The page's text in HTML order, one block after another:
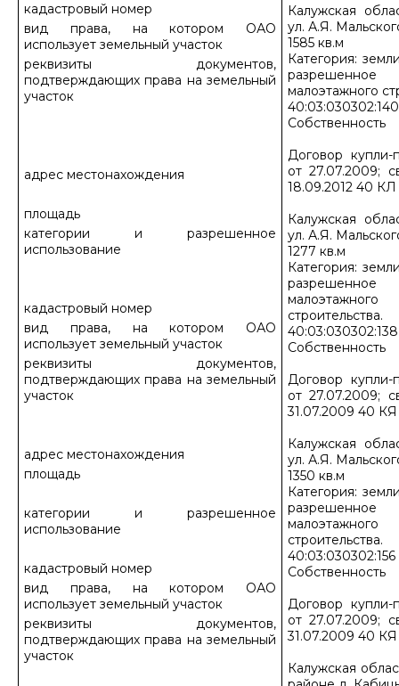
кадастровый номер
вид права, на котором ОАО
использует земельный участок
реквизиты документов,
подтверждающих права на земельный
участок
адрес местонахождения
площадь
категории и разрешенное
использование
кадастровый номер
вид права, на котором ОАО
использует земельный участок
реквизиты документов,
подтверждающих права на земельный
участок
адрес местонахождения
площадь
категории и разрешенное
использование
кадастровый номер
вид права, на котором ОАО
использует земельный участок
реквизиты документов,
подтверждающих права на земельный
участок
Калужская
ул. А.Я.
1585 кв.м
Категория:
разрешенное
малоэтажного
40:03:030302:140
Собственность
Договор
от 27.07.2009;
18.09.2012 40
Калужская
ул. А.Я.
1277 кв.м
Категория:
разрешенное
строительства.
40:03:030302:138
Собственность
Договор
от 27.07.2009;
31.07.2009 40
Калужская
ул. А.Я.
1350 кв.м
Категория:
разрешенное
строительства.
40:03:030302:156
Собственность
Договор
от 27.07.2009;
31.07.2009 40
Калужская